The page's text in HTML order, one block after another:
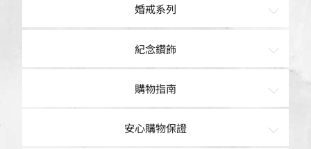
婚戒系列
訂婚鑽戒
結婚對戒
紀念鑽飾
戒指
手鍊
購物指南
購物車
安心購物保證